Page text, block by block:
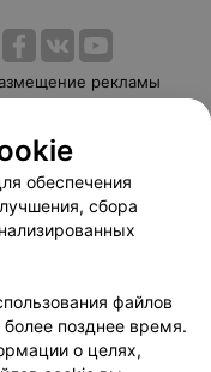
рекламы
Способы оплаты
103.by
данных
обеспечения
сбора
файлов
более позднее время.
о целях,